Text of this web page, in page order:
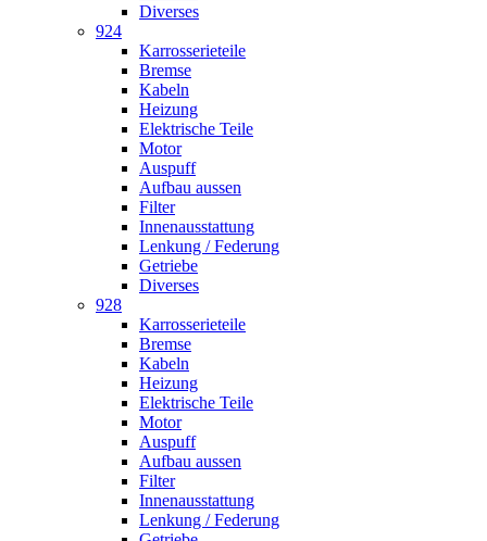
Diverses
924
Karrosserieteile
Bremse
Kabeln
Heizung
Elektrische Teile
Motor
Auspuff
Aufbau aussen
Filter
Innenausstattung
Lenkung / Federung
Getriebe
Diverses
928
Karrosserieteile
Bremse
Kabeln
Heizung
Elektrische Teile
Motor
Auspuff
Aufbau aussen
Filter
Innenausstattung
Lenkung / Federung